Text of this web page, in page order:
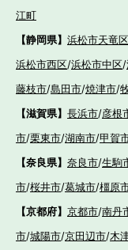
江町
【静岡県】 浜松市天竜区
浜松市西区/浜松市中区/
藤枝市/島田市/焼津市/
【滋賀県】 長浜市/彦根
市/栗東市/湖南市/甲賀
【奈良県】 奈良市/生駒
市/桜井市/葛城市/橿原
【京都府】 京都市/南丹
市/城陽市/京田辺市/木